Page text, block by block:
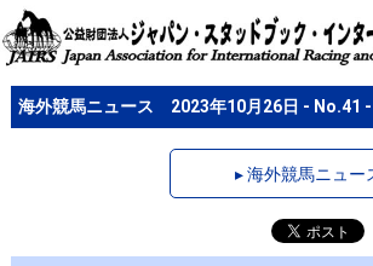
海外競馬ニュース 2023年10月26日 - No.41
▸ 海外競馬ニュー